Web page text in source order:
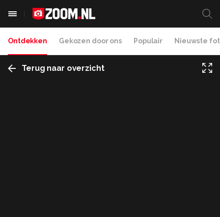
Ontdekken Gekozen door ons Populair Nieuwste
Terug naar overzicht